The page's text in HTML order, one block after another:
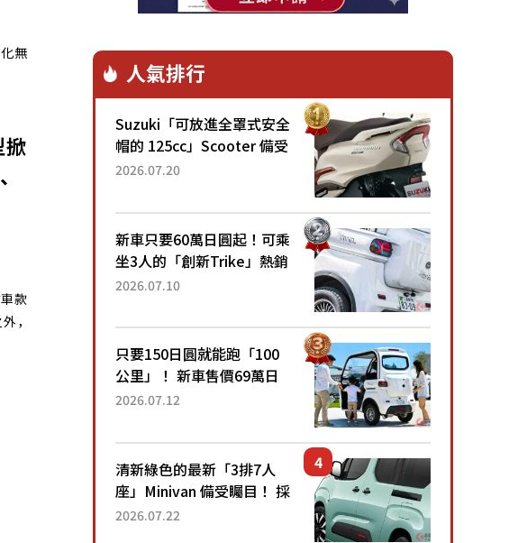
無
款
，
人氣排行
Suzuki「可放進全罩式安全
帽的 125cc」Scooter 備受
矚目！採用全新流線設計與
已陸續開始出口的新款
「B...
2026.07.20
新車只要60萬日圓起！可乘
坐3人的「創新Trike」熱銷
大賣成為人氣車款！「養車
日圓就能跑100公里」「小
朋友坐得...
2026.07.10
只要150日圓就能跑「100
公里」！ 新車售價69萬日
圓的「3人座」Trike大受歡
為何能迅速熱賣？
2026.07.12
清新綠色的最新「3排7人
座」Minivan 備受矚目！ 採
用全長4.7公尺剛剛好的車
2026.07.22